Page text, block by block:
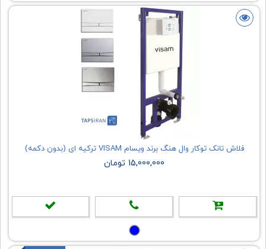
فلاش تانک توکار وال هنگ برند ویسام VISAM ترکیه ای (بدون دکمه)
15,000,000 تومان